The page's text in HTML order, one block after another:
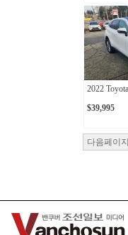
2022
$39,995
다음페이지